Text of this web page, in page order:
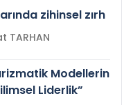
zihinsel zırh
Prof.Dr. Nevzat TARHAN
Modellerin
Liderlik”